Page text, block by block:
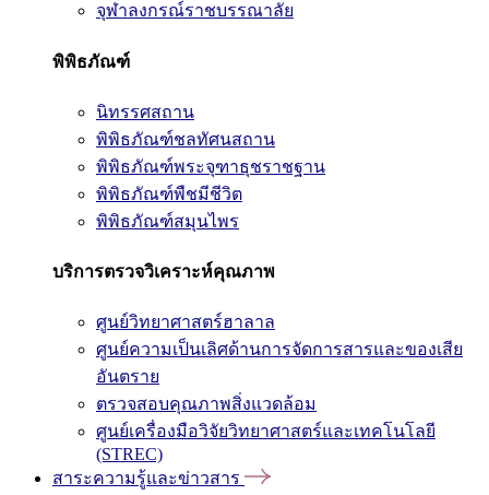
จุฬาลงกรณ์ราชบรรณาลัย
พิพิธภัณฑ์
นิทรรศสถาน
พิพิธภัณฑ์ชลทัศนสถาน
พิพิธภัณฑ์พระจุฑาธุชราชฐาน
พิพิธภัณฑ์พืชมีชีวิต
พิพิธภัณฑ์สมุนไพร
บริการตรวจวิเคราะห์คุณภาพ
ศูนย์วิทยาศาสตร์ฮาลาล
ศูนย์ความเป็นเลิศด้านการจัดการสารและของเสีย
อันตราย
ตรวจสอบคุณภาพสิ่งแวดล้อม
ศูนย์เครื่องมือวิจัยวิทยาศาสตร์และเทคโนโลยี
(STREC)
สาระความรู้และข่าวสาร